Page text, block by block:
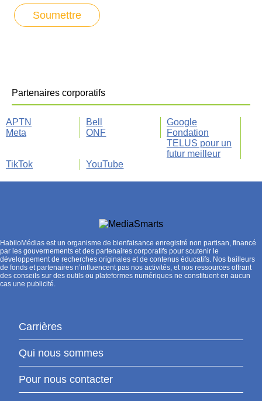
Partenaires corporatifs
APTN Bell
Google
Meta
ONF
Fondation
TELUS pour un
futur meilleur
TikTok
YouTube
HabiloMédias est un organisme de bienfaisance enregistré non partisan, financé
par les gouvernements et des partenaires corporatifs pour soutenir le
développement de recherches originales et de contenus éducatifs. Nos bailleurs
de fonds et partenaires n’influencent pas nos activités, et nos ressources offrant
des conseils sur des outils ou plateformes numériques ne constituent en aucun
cas une publicité.
Carrières
Qui nous sommes
Pour nous contacter